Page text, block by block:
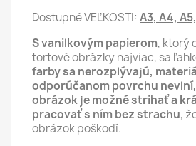
Dostupné VEĽKOSTI: A3, A4,
S vanilkovým papierom, ktorý
tortové obrázky najviac, sa
farby sa nerozplývajú,
odporúčanom povrchu nevlní,
obrázok je možné strihať a
pracovať s ním bez strachu,
obrázok poškodí.